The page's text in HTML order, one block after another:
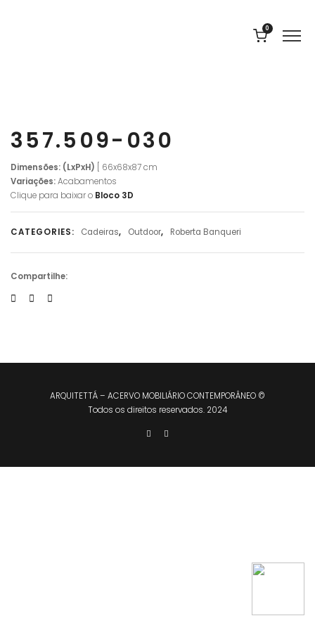
0
357.509-030
Dimensões: (LxPxH)
[ 66x68x87 cm
Variações:Acabamentos
Clique para baixar o Bloco 3D
CATEGORIES: Cadeiras, Outdoor, Roberta Banqueri
Compartilhe:
ARQUITETTÁ – ACERVO MOBILIÁRIO CONTEMPORÂNEO ©
Todos os direitos reservados. 2024